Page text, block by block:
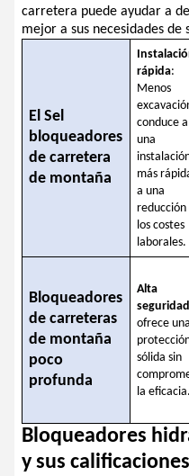
carretera puede ayudar a
mejor a sus necesidades de
El Sel
bloqueadores
de carretera
de montaña
rápida:
Menos
conduce a
una
más
a una
reducción
los costes
laborales.
Bloqueadores
de carreteras
de montaña
poco
profunda
Alta
seguridad
ofrece una
sólida sin
la eficacia.
Bloqueadores
y sus